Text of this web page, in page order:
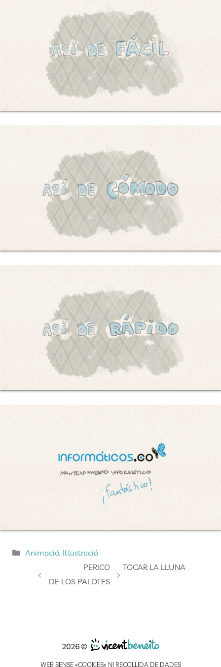
Categories
Animació, Il·lustració
PERICO
DE LOS PALOTES
TOCAR LA LLUNA
2026 ©
WEB SENSE «COOKIES» NI RECOLLIDA DE DADES